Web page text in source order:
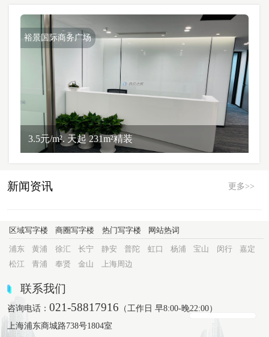
裕景国际商务广场
3.5元/m². 天起 231m²精装
新闻资讯 更多>>
区域写字楼 商圈写字楼 热门写字楼 网站热词
浦东 黄浦 徐汇 长宁 静安 普陀 虹口 杨浦 宝山 闵行
嘉定
松江
青浦 奉贤 金山 上海周边
联系我们
咨询电话：021-58817916 （工作日 早8:00-晚22:00）
上海浦东商城路738号1804室